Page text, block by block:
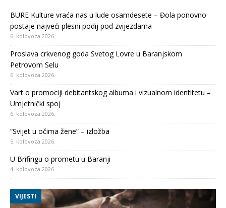
BURE Kulture vraća nas u lude osamdesete – Đola ponovno
postaje najveći plesni podij pod zvijezdama
6. kolovoza 2026.
Proslava crkvenog goda Svetog Lovre u Baranjskom
Petrovom Selu
6. kolovoza 2026.
Vart o promociji debitantskog albuma i vizualnom identitetu –
Umjetnički spoj
6. kolovoza 2026.
“Svijet u očima žene” – izložba
5. kolovoza 2026.
U Brifingu o prometu u Baranji
4. kolovoza 2026.
VIJESTI